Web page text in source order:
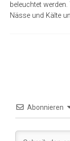
beleuchtet
Nässe und Kälte
Abonnieren